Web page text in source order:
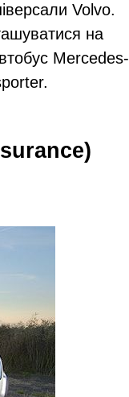
Volvo.
на
Mercedes-